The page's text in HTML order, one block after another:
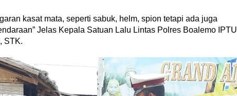
kasat mata, seperti sabuk, helm, spion tetapi ada juga
Jelas Kepala Satuan Lalu Lintas Polres Boalemo IPTU
STK.